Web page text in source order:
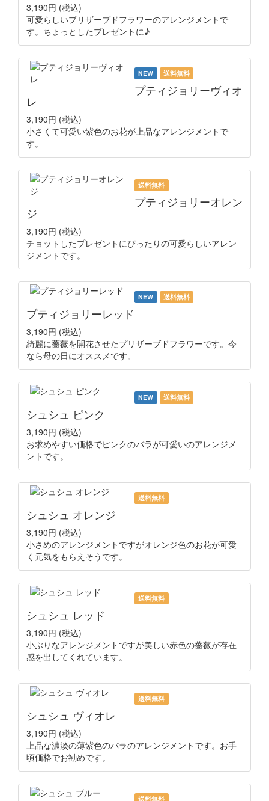
3,190円 (税込)
可愛らしいプリザーブドフラワーのアレンジメントで
す。ちょっとしたプレゼントに♪
NEW 送料無料
プティジョリーヴィオ
レ
3,190円 (税込)
小さくて可愛い紫色のお花が上品なアレンジメントで
す。
送料無料
プティジョリーオレン
ジ
3,190円 (税込)
チョットしたプレゼントにぴったりの可愛らしいアレン
ジメントです。
NEW 送料無料
プティジョリーレッド
3,190円 (税込)
綺麗に薔薇を開花させたプリザーブドフラワーです。今
なら母の日にオススメです。
NEW 送料無料
シュシュ ピンク
3,190円 (税込)
お求めやすい価格でピンクのバラが可愛いのアレンジメ
ントです。
送料無料
シュシュ オレンジ
3,190円 (税込)
小さめのアレンジメントですがオレンジ色のお花が可愛
く元気をもらえそうです。
送料無料
シュシュ レッド
3,190円 (税込)
小ぶりなアレンジメントですが美しい赤色の薔薇が存在
感を出してくれています。
送料無料
シュシュ ヴィオレ
3,190円 (税込)
上品な濃淡の薄紫色のバラのアレンジメントです。お手
頃価格でお勧めです。
送料無料